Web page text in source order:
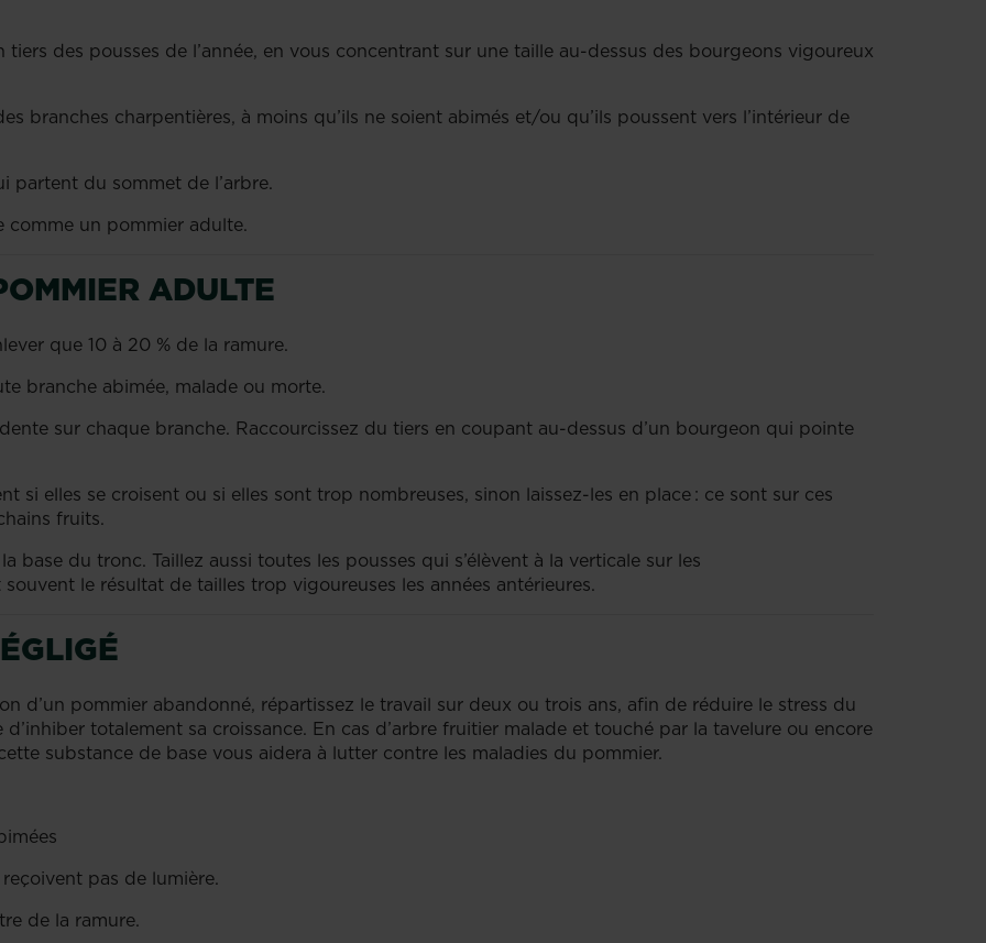
des pousses de l’année, en vous concentrant sur une taille au-dessus des bourgeons vigoureux
branches charpentières, à moins qu’ils ne soient abimés et/ou qu’ils poussent vers l’intérieur de
partent du sommet de l’arbre.
comme un pommier adulte.
ADULTE
que 10 à 20 % de la ramure.
branche abimée, malade ou morte.
sur chaque branche. Raccourcissez du tiers en coupant au-dessus d’un bourgeon qui pointe
si elles se croisent ou si elles sont trop nombreuses, sinon laissez-les en place : ce sont sur ces
fruits.
base du tronc. Taillez aussi toutes les pousses qui s’élèvent à la verticale sur les
le résultat de tailles trop vigoureuses les années antérieures.
d’un pommier abandonné, répartissez le travail sur deux ou trois ans, afin de réduire le stress du
totalement sa croissance. En cas d’arbre fruitier malade et touché par la tavelure ou encore
substance de base vous aidera à lutter contre les maladies du pommier.
pas de lumière.
de la ramure.